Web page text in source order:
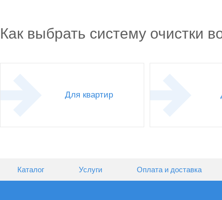
Как выбрать систему очистки
Для квартир
Каталог Услуги Оплата и доставка